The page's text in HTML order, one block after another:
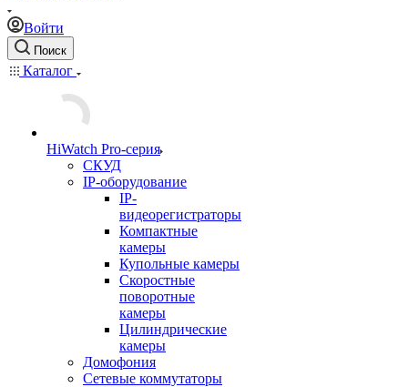
Войти
Поиск
Каталог
HiWatch Pro-серия
CКУД
IP-оборудование
IP-
видеорегистраторы
Компактные
камеры
Купольные камеры
Скоростные
поворотные
камеры
Цилиндрические
камеры
Домофония
Сетевые коммутаторы